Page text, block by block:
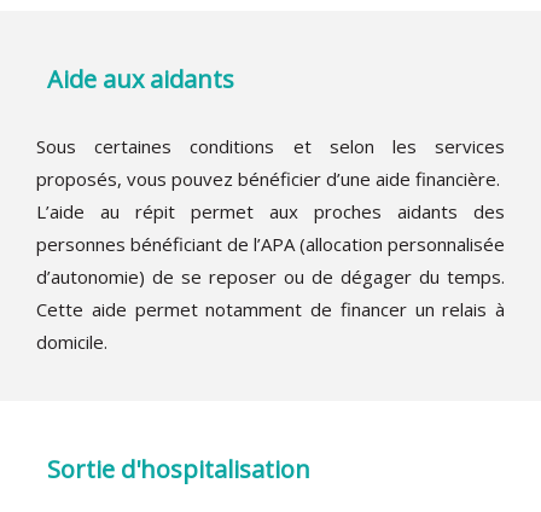
Aide aux aidants
Sous certaines conditions et selon les services
proposés, vous pouvez bénéficier d’une aide financière.
L’aide au répit permet aux proches aidants des
personnes bénéficiant de l’APA (allocation personnalisée
d’autonomie) de se reposer ou de dégager du temps.
Cette aide permet notamment de financer un relais à
domicile.
Sortie d'hospitalisation